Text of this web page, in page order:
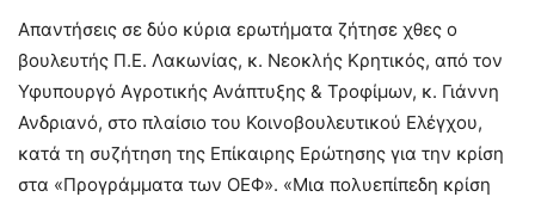
Απαντήσεις σε δύο κύρια ερωτήματα ζήτησε χθες ο
βουλευτής Π.Ε. Λακωνίας, κ. Νεοκλής Κρητικός, από τον
Υφυπουργό Αγροτικής Ανάπτυξης & Τροφίμων, κ. Γιάννη
Ανδριανό, στο πλαίσιο του Κοινοβουλευτικού Ελέγχου,
κατά τη συζήτηση της Επίκαιρης Ερώτησης για την κρίση
στα «Προγράμματα των ΟΕΦ». «Μια πολυεπίπεδη κρίση